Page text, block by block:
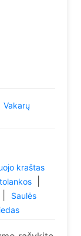
Vakarų
kraštas
Saulės